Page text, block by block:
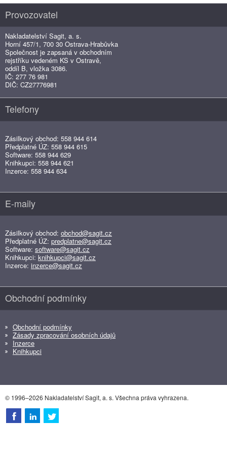
Provozovatel
Nakladatelství Sagit, a. s.
Horní 457/1, 700 30 Ostrava-Hrabůvka
Společnost je zapsaná v obchodním
rejstříku vedeném KS v Ostravě,
oddíl B, vložka 3086.
IČ: 277 76 981
DIČ: CZ27776981
Telefony
Zásilkový obchod: 558 944 614
Předplatné ÚZ: 558 944 615
Software: 558 944 629
Knihkupci: 558 944 621
Inzerce: 558 944 634
E-maily
Zásilkový obchod: obchod@sagit.cz
Předplatné ÚZ: predplatne@sagit.cz
Software: software@sagit.cz
Knihkupci: knihkupci@sagit.cz
Inzerce: inzerce@sagit.cz
Obchodní podmínky
Obchodní podmínky
Zásady zpracování osobních údajů
Inzerce
Knihkupci
© 1996–2026 Nakladatelství Sagit, a. s. Všechna práva vyhrazena.